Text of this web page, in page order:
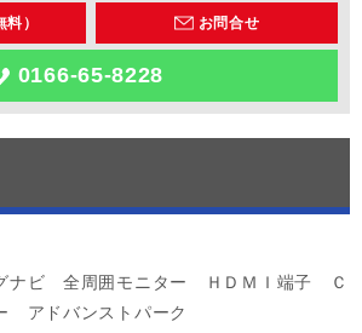
） お問合せ
0166-65-8228
ナビ 全周囲モニター ＨＤＭＩ端子 Ｃ
アドバンストパーク